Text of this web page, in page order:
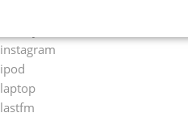
instagram
ipod
laptop
lastfm